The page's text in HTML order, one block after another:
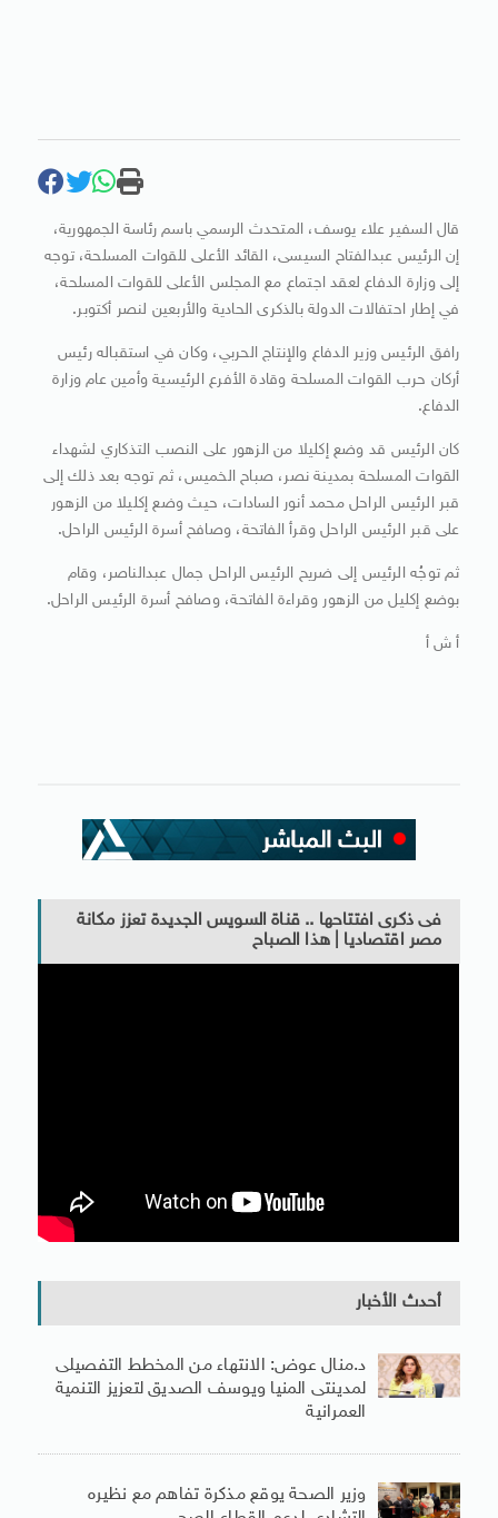
قال السفير علاء يوسف، المتحدث الرسمي باسم رئاسة الجمهورية،
إن الرئيس عبدالفتاح السيسى، القائد الأعلى للقوات المسلحة، توجه
إلى وزارة الدفاع لعقد اجتماع مع المجلس الأعلى للقوات المسلحة،
في إطار احتفالات الدولة بالذكرى الحادية والأربعين لنصر أكتوبر.
رافق الرئيس وزير الدفاع والإنتاج الحربي، وكان في استقباله رئيس
أركان حرب القوات المسلحة وقادة الأفرع الرئيسية وأمين عام وزارة
الدفاع.
كان الرئيس قد وضع إكليلا من الزهور على النصب التذكاري لشهداء
القوات المسلحة بمدينة نصر، صباح الخميس، ثم توجه بعد ذلك إلى
قبر الرئيس الراحل محمد أنور السادات، حيث وضع إكليلا من الزهور
على قبر الرئيس الراحل وقرأ الفاتحة، وصافح أسرة الرئيس الراحل.
ثم توجُه الرئيس إلى ضريح الرئيس الراحل جمال عبدالناصر، وقام
بوضع إكليل من الزهور وقراءة الفاتحة، وصافح أسرة الرئيس الراحل.
أ ش أ
فى ذكرى افتتاحها .. قناة السويس الجديدة تعزز مكانة
مصر اقتصاديا | هذا الصباح
أحدث الأخبار
د.منال عوض: الانتهاء من المخطط التفصيلى
لمدينتى المنيا ويوسف الصديق لتعزيز التنمية
العمرانية
وزير الصحة يوقع مذكرة تفاهم مع نظيره